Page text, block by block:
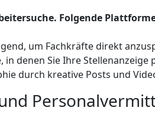
Folgende
um Fachkräfte direkt
denen Sie Ihre Stellenanzeige
durch kreative Posts und